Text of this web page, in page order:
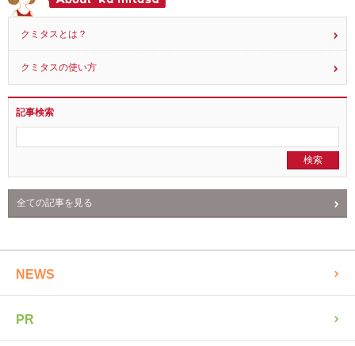
クミタスとは？
クミタスの使い方
記事検索
全ての記事を見る
NEWS
PR